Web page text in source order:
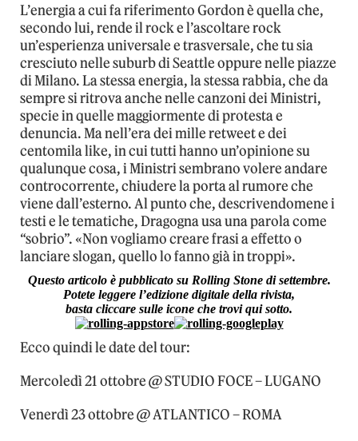
L’energia a cui fa riferimento Gordon è quella che,
secondo lui, rende il rock e l’ascoltare rock
un’esperienza universale e trasversale, che tu sia
cresciuto nelle suburb di Seattle oppure nelle piazze
di Milano. La stessa energia, la stessa rabbia, che da
sempre si ritrova anche nelle canzoni dei Ministri,
specie in quelle maggiormente di protesta e
denuncia. Ma nell’era dei mille retweet e dei
centomila like, in cui tutti hanno un’opinione su
qualunque cosa, i Ministri sembrano volere andare
controcorrente, chiudere la porta al rumore che
viene dall’esterno. Al punto che, descrivendomene i
testi e le tematiche, Dragogna usa una parola come
“sobrio”. «Non vogliamo creare frasi a effetto o
lanciare slogan, quello lo fanno già in troppi».
Questo articolo è pubblicato su Rolling Stone di settembre.
Potete leggere l’edizione digitale della rivista,
basta cliccare sulle icone che trovi qui sotto.
Ecco quindi le date del tour:
Mercoledì 21 ottobre @ STUDIO FOCE – LUGANO
Venerdì 23 ottobre @ ATLANTICO – ROMA